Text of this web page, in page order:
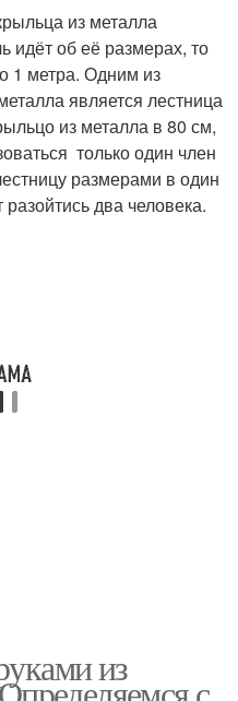
из металла
идёт об её размерах, то
1 метра. Одним из
является лестница
из металла в 80 см,
только один член
размерами в один
два человека.
из